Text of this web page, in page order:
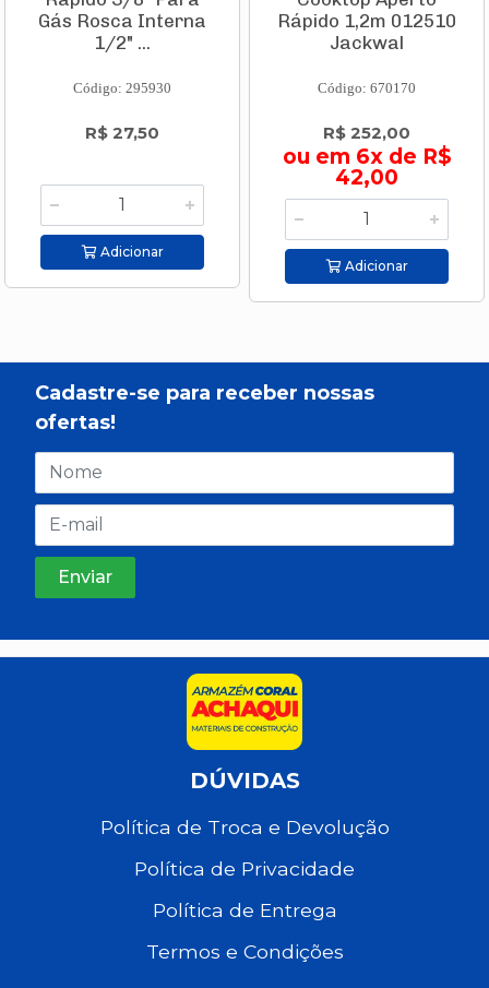
Gás Rosca Interna
1/2" ...
Código: 295930
R$ 27,50
Adicionar
Rápido 1,2m 012510
Jackwal
Código: 670170
R$ 252,00
ou em 6x de R$
42,00
Adicionar
Cadastre-se para receber nossas
ofertas!
DÚVIDAS
Política de Troca e Devolução
Política de Privacidade
Política de Entrega
Termos e Condições